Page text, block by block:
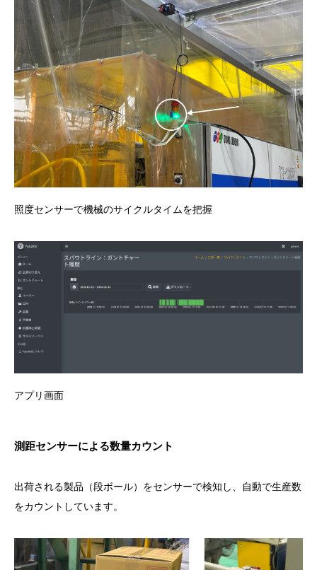
照度センサーで機械のサイクルタイムを把握
アプリ画面
測距センサーによる数量カウント
出荷される製品（段ボール）をセンサーで検知し、自動で生産数
をカウントしています。